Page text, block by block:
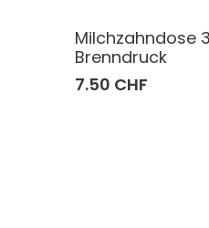
Milchzahndose
Brenndruck
7.50 CHF